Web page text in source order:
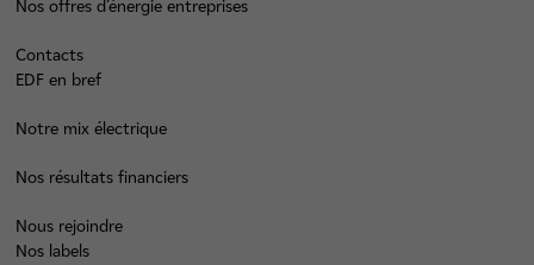
Nos offres d’énergie entreprises
Contacts
EDF en bref
Notre mix électrique
Nos résultats financiers
Nous rejoindre
Nos labels